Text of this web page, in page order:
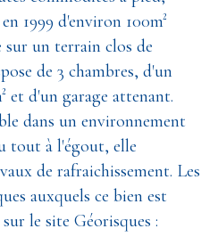
1999 d'environ 100m²
sur un terrain clos de
de 3 chambres, d'un
et d'un garage attenant.
dans un environnement
tout à l'égout, elle
de rafraichissement. Les
auxquels ce bien est
le site Géorisques :